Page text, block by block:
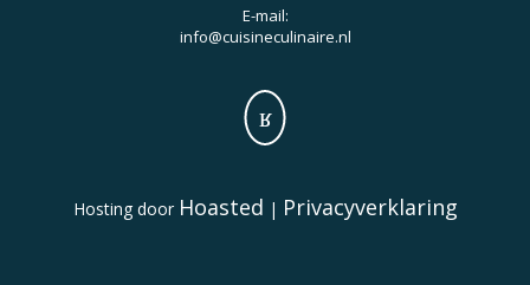
E-mail:
info@cuisineculinaire.nl
Hosting door Hoasted | Privacyverklaring